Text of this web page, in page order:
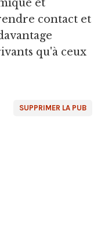
et
contact et
qu'à ceux
SUPPRIMER LA PUB